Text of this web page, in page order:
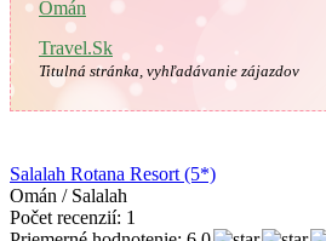
Omán
Travel.Sk
Titulná stránka, vyhľadávanie zájazdov
Salalah Rotana Resort (5*)
Omán / Salalah
Počet recenzií: 1